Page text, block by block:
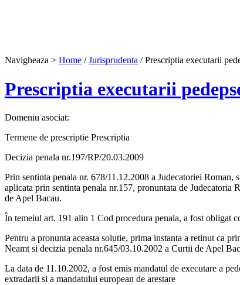
Navigheaza > Home /Jurisprudenta / Prescriptia executarii
Prescriptia executarii
Domeniu asociat:
Termene de prescriptie Prescriptia
Decizia penala nr.197/RP/20.03.2009
Prin sentinta penala nr. 678/11.12.2008 a Judecatoriei Roman,
aplicata prin sentinta penala nr.157, pronuntata de
de Apel Bacau.
În temeiul art. 191 alin 1 Cod procedura penala, a fost obligat
Pentru a pronunta aceasta solutie, prima instanta a retinut ca
Neamt si decizia penala nr.645/03.10.2002 a Curtii de Apel
La data de 11.10.2002, a fost emis mandatul de executare a
extradarii si a mandatului european de arestare